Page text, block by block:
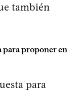
también
para proponer en
para